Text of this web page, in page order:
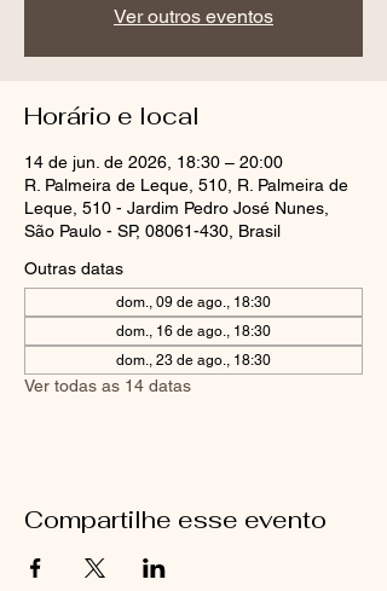
Ver outros eventos
Horário e local
14 de jun. de 2026, 18:30 – 20:00
R. Palmeira de Leque, 510, R. Palmeira de
Leque, 510 - Jardim Pedro José Nunes,
São Paulo - SP, 08061-430, Brasil
Outras datas
dom., 09 de ago., 18:30
dom., 16 de ago., 18:30
dom., 23 de ago., 18:30
Ver todas as 14 datas
Compartilhe esse evento